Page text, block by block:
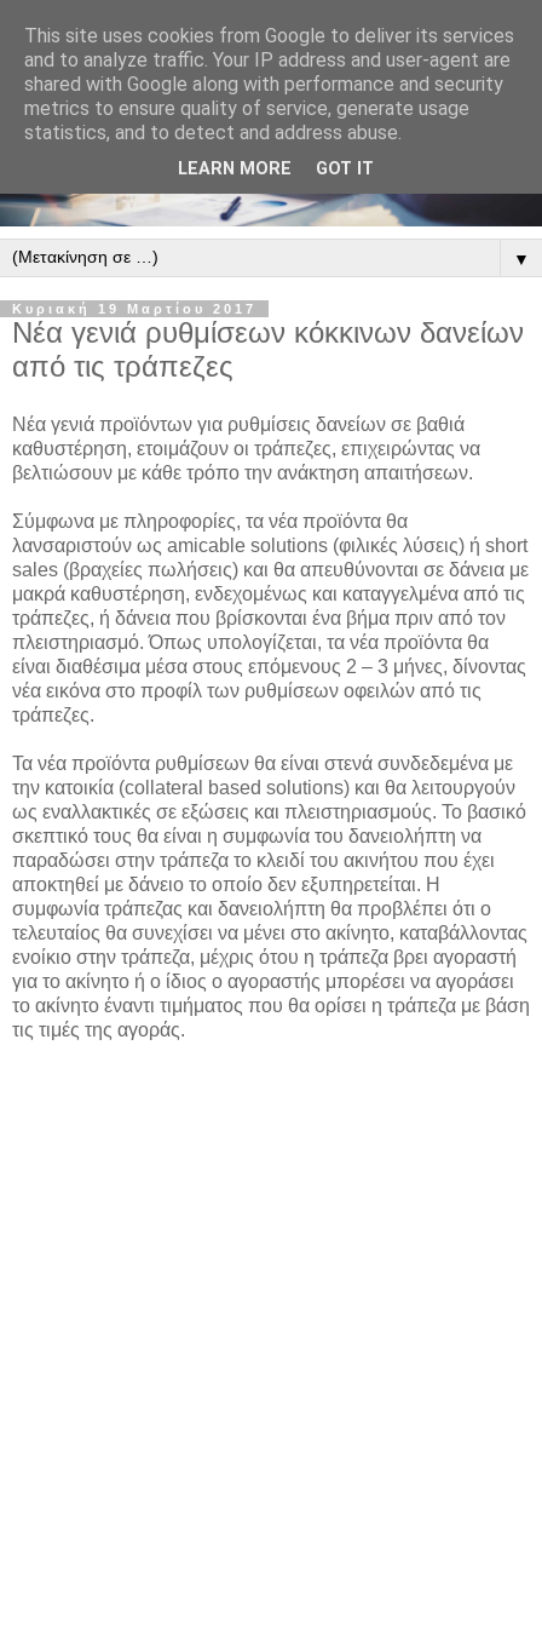
▼
Κυριακή 19 Μαρτίου 2017
Νέα γενιά ρυθμίσεων κόκκινων δανείων
από τις τράπεζες
Νέα γενιά προϊόντων για ρυθμίσεις δανείων σε βαθιά
καθυστέρηση, ετοιμάζουν οι τράπεζες, επιχειρώντας να
βελτιώσουν με κάθε τρόπο την ανάκτηση απαιτήσεων.
Σύμφωνα με πληροφορίες, τα νέα προϊόντα θα
λανσαριστούν ως amicable solutions (φιλικές λύσεις) ή short
sales (βραχείες πωλήσεις) και θα απευθύνονται σε δάνεια με
μακρά καθυστέρηση, ενδεχομένως και καταγγελμένα από τις
τράπεζες, ή δάνεια που βρίσκονται ένα βήμα πριν από τον
πλειστηριασμό. Όπως υπολογίζεται, τα νέα προϊόντα θα
είναι διαθέσιμα μέσα στους επόμενους 2 – 3 μήνες, δίνοντας
νέα εικόνα στο προφίλ των ρυθμίσεων οφειλών από τις
τράπεζες.
Τα νέα προϊόντα ρυθμίσεων θα είναι στενά συνδεδεμένα με
την κατοικία (collateral based solutions) και θα λειτουργούν
ως εναλλακτικές σε εξώσεις και πλειστηριασμούς. Το βασικό
σκεπτικό τους θα είναι η συμφωνία του δανειολήπτη να
παραδώσει στην τράπεζα το κλειδί του ακινήτου που έχει
αποκτηθεί με δάνειο το οποίο δεν εξυπηρετείται. Η
συμφωνία τράπεζας και δανειολήπτη θα προβλέπει ότι ο
τελευταίος θα συνεχίσει να μένει στο ακίνητο, καταβάλλοντας
ενοίκιο στην τράπεζα, μέχρις ότου η τράπεζα βρει αγοραστή
για το ακίνητο ή ο ίδιος ο αγοραστής μπορέσει να αγοράσει
το ακίνητο έναντι τιμήματος που θα ορίσει η τράπεζα με βάση
τις τιμές της αγοράς.
This site uses cookies from Google to deliver its services
and to analyze traffic. Your IP address and user-agent are
shared with Google along with performance and security
metrics to ensure quality of service, generate usage
statistics, and to detect and address abuse.
LEARN MORE GOT IT